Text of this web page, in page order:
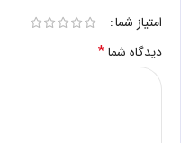
امتیاز شما
دیدگاه شما*